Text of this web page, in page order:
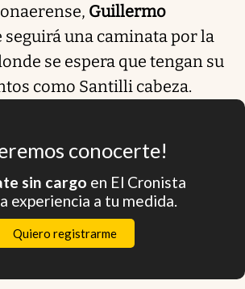
Guillermo
seguirá una caminata por la
se espera que tengan su
como Santilli cabeza.
conocerte!
sin cargo en El Cronista
experiencia a tu medida.
Quiero registrarme